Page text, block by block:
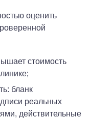
оценить
стоимость
бланк
реальных
действительные